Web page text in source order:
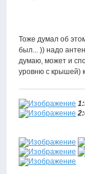
Тоже думал об
был... )) надо
думаю, может и
уровню с крышей)